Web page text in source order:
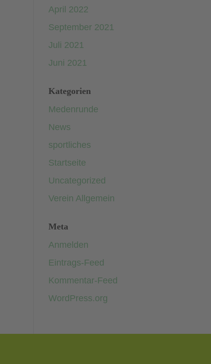
April 2022
September 2021
Juli 2021
Juni 2021
Kategorien
Medenrunde
News
sportliches
Startseite
Uncategorized
Verein Allgemein
Meta
Anmelden
Eintrags-Feed
Kommentar-Feed
WordPress.org